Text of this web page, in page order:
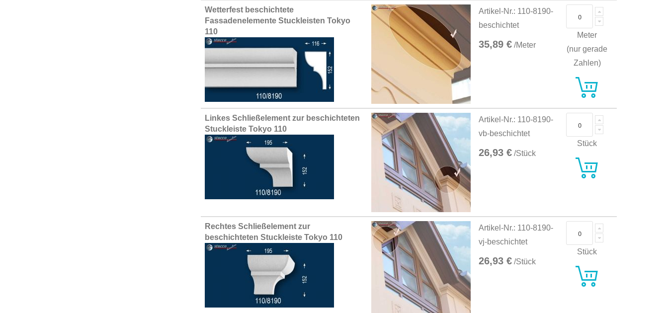
Grouped
product
items
Wetterfest beschichtete
Fassadenelemente Stuckleisten Tokyo
110
Artikel-Nr.: 110-8190-
beschichtet
35,89 € /Meter
Meter
(nur gerade
Zahlen)
Linkes Schließelement zur beschichteten
Stuckleiste Tokyo 110
Artikel-Nr.: 110-8190-
vb-beschichtet
26,93 € /Stück
Stück
Rechtes Schließelement zur
beschichteten Stuckleiste Tokyo 110
Artikel-Nr.: 110-8190-
vj-beschichtet
26,93 € /Stück
Stück